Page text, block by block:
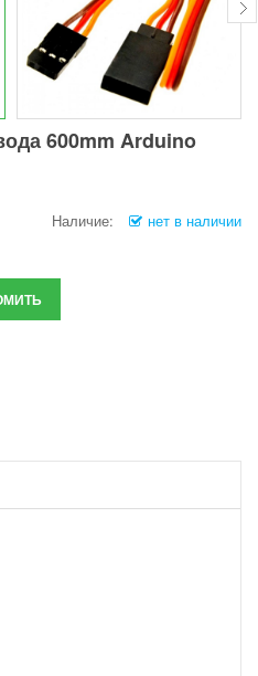
600mm Arduino
Наличие: нет в наличии